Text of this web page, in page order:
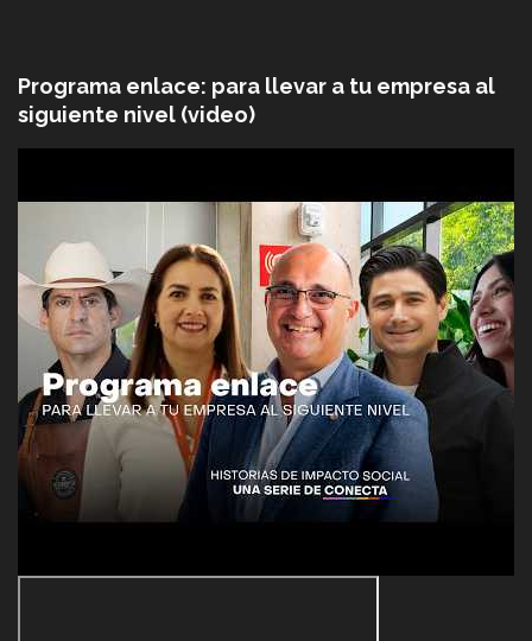
Programa enlace: para llevar a tu empresa al
siguiente nivel (video)